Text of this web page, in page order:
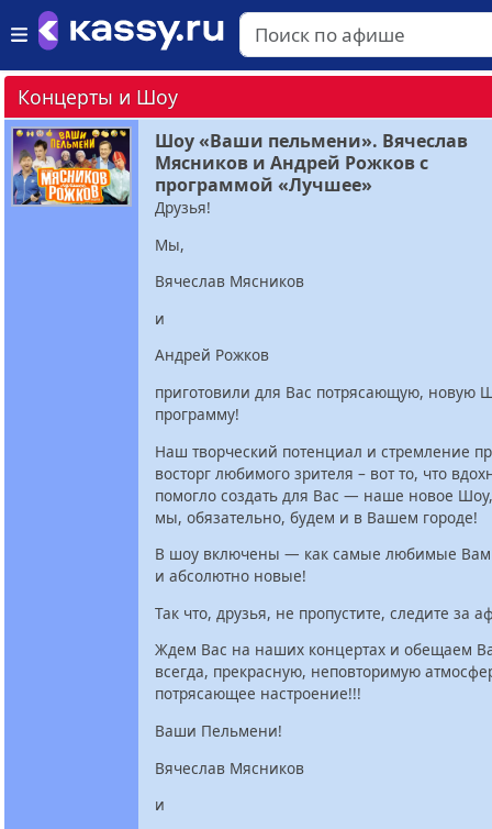
Концерты и Шоу
Шоу «Ваши пельмени». Вячеслав
Мясников и Андрей Рожков с
программой «Лучшее»
Друзья!
Мы,
Вячеслав Мясников
и
Андрей Рожков
приготовили для Вас потрясающую, новую
программу!
Наш творческий потенциал и стремление
восторг любимого зрителя – вот то, что
помогло создать для Вас — наше новое
мы, обязательно, будем и в Вашем городе!
В шоу включены — как самые любимые
и абсолютно новые!
Так что, друзья, не пропустите, следите за
Ждем Вас на наших концертах и обещаем
всегда, прекрасную, неповторимую
потрясающее настроение!!!
Ваши Пельмени!
Вячеслав Мясников
и